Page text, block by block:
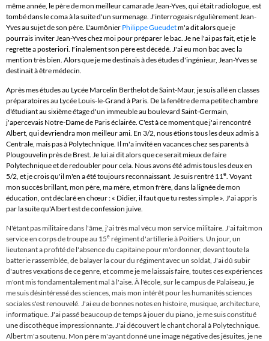
même année, le père de mon meilleur camarade Jean-Yves, qui était radiologue, est
tombé dans le coma à la suite d'un surmenage. J'interrogeais régulièrement Jean-
Yves au sujet de son père. L'aumônier Philippe Gueudetm'a dit alors que je
pourrais inviter Jean-Yves chez moi pour préparer le bac. Je ne l'ai pas fait, et je le
regrette a posteriori. Finalement son père est décédé. J'ai eu mon bac avec la
mention très bien. Alors que je me destinais à des études d'ingénieur, Jean-Yves se
destinait à être médecin.
Après mes études au Lycée Marcelin Berthelot de Saint-Maur, je suis allé en classes
préparatoires au Lycée Louis-le-Grand à Paris. De la fenêtre de ma petite chambre
d'étudiant au sixième étage d'un immeuble au boulevard Saint-Germain,
j'apercevais Notre-Dame de Paris éclairée. C'est à ce moment que j'ai rencontré
Albert, qui devriendra mon meilleur ami. En 3/2, nous étions tous les deux admis à
Centrale, mais pas à Polytechnique. Il m'a invité en vacances chez ses parents à
Plougouvelin près de Brest. Je lui ai dit alors que ce serait mieux de faire
Polytechnique et de redoubler pour cela. Nous avons été admis tous les deux en
5/2, et je crois qu'il m'en a été toujours reconnaissant. Je suis rentré 11e . Voyant
mon succès brillant, mon père, ma mère, et mon frère, dans la lignée de mon
éducation, ont déclaré en chœur : « Didier, il faut que tu restes simple ». J'ai appris
par la suite qu'Albert est de confession juive.
N'étant pas militaire dans l'âme, j'ai très mal vécu mon service militaire. J'ai fait mon
service en corps de troupe au 15erégiment d'artillerie à Poitiers. Un jour, un
lieutenant a profité de l'absence du capitaine pour m'ordonner, devant toute la
batterie rassemblée, de balayer la cour du régiment avec un soldat, J'ai dû subir
d'autres vexations de ce genre, et comme je me laissais faire, toutes ces expériences
m'ont mis fondamentalement mal à l'aise. À l'école, sur le campus de Palaiseau, je
me suis désintéressé des sciences, mais mon intérêt pour les humanités sciences
sociales s'est renouvelé. J'ai eu de bonnes notes en histoire, musique, architecture,
informatique. J'ai passé beaucoup de temps à jouer du piano, je me suis constitué
une discothèque impressionnante. J'ai découvert le chant choral à Polytechnique.
Albert m'a soutenu. Mon père m'ayant donné une image négative des jésuites, je ne